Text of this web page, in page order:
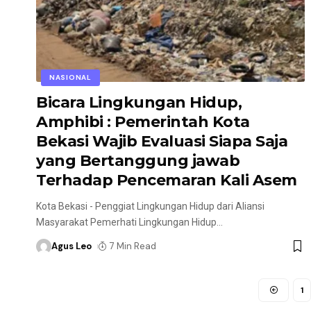
NASIONAL
Bicara Lingkungan Hidup,
Amphibi : Pemerintah Kota
Bekasi Wajib Evaluasi Siapa Saja
yang Bertanggung jawab
Terhadap Pencemaran Kali Asem
Kota Bekasi - Penggiat Lingkungan Hidup dari Aliansi
Masyarakat Pemerhati Lingkungan Hidup
Agus Leo 7 Min Read
1